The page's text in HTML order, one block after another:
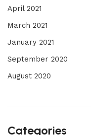
April 2021
March 2021
January 2021
September 2020
August 2020
Categories